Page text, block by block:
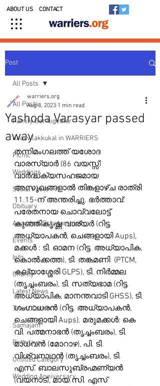
ABOUT US CONTACT
Post
All Posts
Family Get-together
Kedavilakkukal in WARRIERS
Picnic
Weddings
Social Posts
Obituary
Awards & Scholarships
Events
Info
Charity
Latest News
Talent Corner
Samajam
Birthdays
Untitled Category
Wedding Anniversary
All Posts
Yashoda Varasyar passed
away
warriers.org
Aug 8, 2023 1 min read
തന്നിമംഗലത്ത് യശോദ
വാരസ്യാർ (86 വയസ്സ്)
വാർദ്ധക്യസഹജമായ
അസുഖങ്ങളാൽ തിങ്കളാഴ്ച രാത്രി
11.15-ന് അന്തരിച്ചു. ഭർത്താവ്:
പരേതനായ ചൊവ്വലോട്ട്
കുഞ്ഞികൃഷ്ണ വാര്യർ (റിട്ട.
അധ്യാപകൻ, ചെങ്ങളായി Aups),
മക്കൾ : ടി. ഓമന (റിട്ട. അധ്യാപിക,
കൊൽക്കത്ത), ടി. തങ്കമണി  (PTCM,
കല്യാശ്ശേരി GLPS), ടി. നിർമ്മല
(തൃച്ചംബരം), ടി. സത്യഭാമ (റിട്ട.
അധ്യാപിക, മാനന്തവാടി GHSS), ടി.
ഗംഗാധരൻ (റിട്ട. അധ്യാപകൻ,
ചെങ്ങളായി Aups). മരുമക്കൾ: കെ
വി. പത്മനാഭൻ (തൃച്ചംബരം), ടി.
മാധവൻ (മോറാഴ), പി. ടി.
വിശ്വനാഥൻ (തൃച്ചംബരം), ടി.
എസ്. ബാലസുബ്രഹ്മണ്യൻ
(വയനാട്), മായ.സി. എസ്